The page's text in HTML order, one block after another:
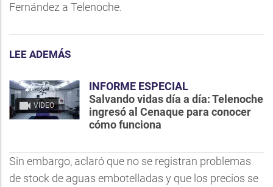
Fernández a Telenoche.
LEE ADEMÁS
VIDEO
INFORME ESPECIAL
Salvando vidas día a día: Telenoche
ingresó al Cenaque para conocer
cómo funciona
Sin embargo, aclaró que no se registran problemas
de stock de aguas embotelladas y que los precios se